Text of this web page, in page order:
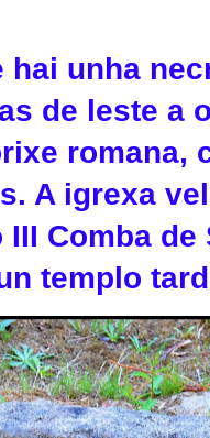
unha
de leste a
romana,
A igrexa
Comba de
templo